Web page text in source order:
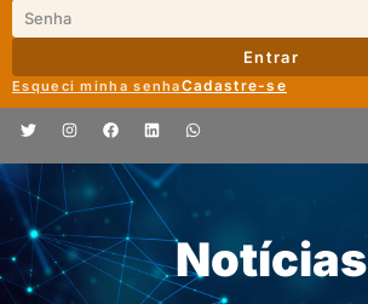
Entrar
Esqueci minha senhaCadastre-se
Notícias